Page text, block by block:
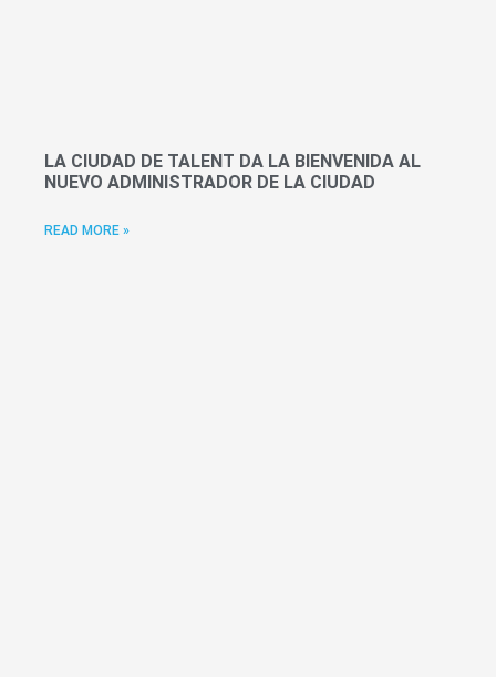
LA CIUDAD DE TALENT DA LA BIENVENIDA AL
NUEVO ADMINISTRADOR DE LA CIUDAD
READ MORE »